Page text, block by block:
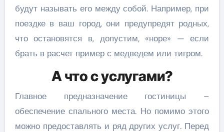
будут называть его между собой. Например, при
поездке в ваш город, они предупредят родных,
что остановятся в, допустим, «норе» — если
брать в расчет пример с медведем или тигром.
А что с услугами?
Главное предназначение гостиницы –
обеспечение спального места. Но помимо этого
можно предоставлять и ряд других услуг. Перед